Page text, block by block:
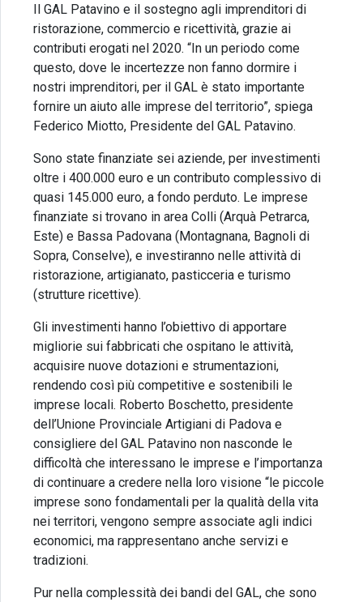
Il GAL Patavino e il sostegno agli imprenditori di
ristorazione, commercio e ricettività, grazie ai
contributi erogati nel 2020. “In un periodo come
questo, dove le incertezze non fanno dormire i
nostri imprenditori, per il GAL è stato importante
fornire un aiuto alle imprese del territorio”, spiega
Federico Miotto, Presidente del GAL Patavino.
Sono state finanziate sei aziende, per investimenti
oltre i 400.000 euro e un contributo complessivo di
quasi 145.000 euro, a fondo perduto. Le imprese
finanziate si trovano in area Colli (Arquà Petrarca,
Este) e Bassa Padovana (Montagnana, Bagnoli di
Sopra, Conselve), e investiranno nelle attività di
ristorazione, artigianato, pasticceria e turismo
(strutture ricettive).
Gli investimenti hanno l’obiettivo di apportare
migliorie sui fabbricati che ospitano le attività,
acquisire nuove dotazioni e strumentazioni,
rendendo così più competitive e sostenibili le
imprese locali. Roberto Boschetto, presidente
dell’Unione Provinciale Artigiani di Padova e
consigliere del GAL Patavino non nasconde le
difficoltà che interessano le imprese e l’importanza
di continuare a credere nella loro visione “le piccole
imprese sono fondamentali per la qualità della vita
nei territori, vengono sempre associate agli indici
economici, ma rappresentano anche servizi e
tradizioni.
Pur nella complessità dei bandi del GAL, che sono